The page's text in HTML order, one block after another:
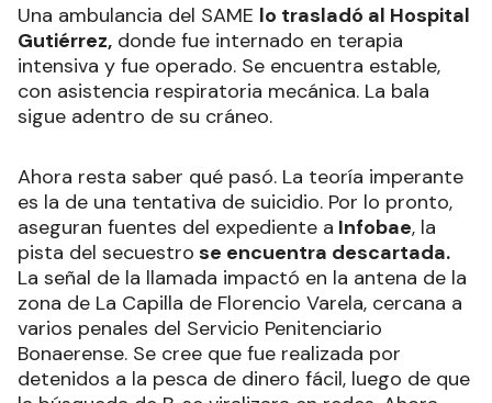
Una ambulancia del SAME lo trasladó al Hospital
Gutiérrez, donde fue internado en terapia
intensiva y fue operado. Se encuentra estable,
con asistencia respiratoria mecánica. La bala
sigue adentro de su cráneo.
Ahora resta saber qué pasó. La teoría imperante
es la de una tentativa de suicidio. Por lo pronto,
aseguran fuentes del expediente a Infobae, la
pista del secuestro se encuentra descartada.
La señal de la llamada impactó en la antena de la
zona de La Capilla de Florencio Varela, cercana a
varios penales del Servicio Penitenciario
Bonaerense. Se cree que fue realizada por
detenidos a la pesca de dinero fácil, luego de que